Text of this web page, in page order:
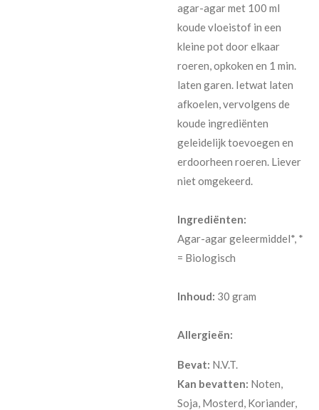
agar-agar met 100 ml
koude vloeistof in een
kleine pot door elkaar
roeren, opkoken en 1 min.
laten garen. Ietwat laten
afkoelen, vervolgens de
koude ingrediënten
geleidelijk toevoegen en
erdoorheen roeren. Liever
niet omgekeerd.
Ingrediënten:
Agar-agar geleermiddel*, *
= Biologisch
Inhoud: 30 gram
Allergieën:
Bevat: N.V.T.
Kan bevatten: Noten,
Soja, Mosterd, Koriander,